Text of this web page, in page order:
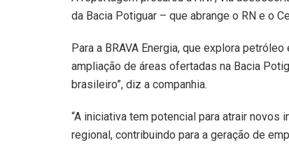
da Bacia Potiguar – que abrange o RN e o
Para a BRAVA Energia, que explora
ampliação de áreas ofertadas na Bacia
brasileiro”, diz a companhia.
“A iniciativa tem potencial para atrair
regional, contribuindo para a geração de